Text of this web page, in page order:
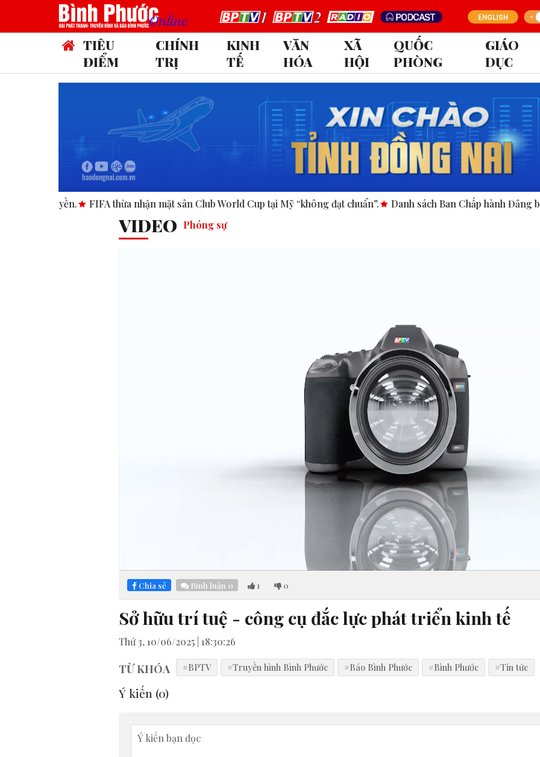
TIÊU
ĐIỂM
CHÍNH
TRỊ
KINH
TẾ
VĂN
HÓA
XÃ
HỘI
QUỐC
PHÒNG
GIÁO
DỤC
thừa nhận mặt sân Club World Cup tại Mỹ “không đạt chuẩn”. Danh sách Ban Chấp hành Đảng bộ tỉnh Đồng Nai nhiệm
VIDEO Phóng sự
5.82%
Chia sẻ Bình luận 0 1 0
Sở hữu trí tuệ - công cụ đắc lực phát triển kinh tế
Thứ 3, 10/06/2025 | 18:30:26
TỪ KHÓA #BPTV #Truyền hình Bình Phước #Báo Bình Phước #Bình Phước #Tin tức
Ý kiến (0)